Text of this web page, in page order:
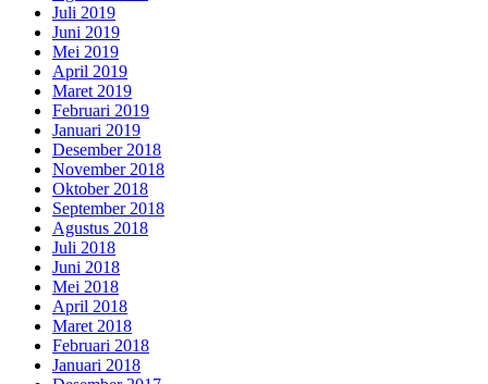
Juli 2019
Juni 2019
Mei 2019
April 2019
Maret 2019
Februari 2019
Januari 2019
Desember 2018
November 2018
Oktober 2018
September 2018
Agustus 2018
Juli 2018
Juni 2018
Mei 2018
April 2018
Maret 2018
Februari 2018
Januari 2018